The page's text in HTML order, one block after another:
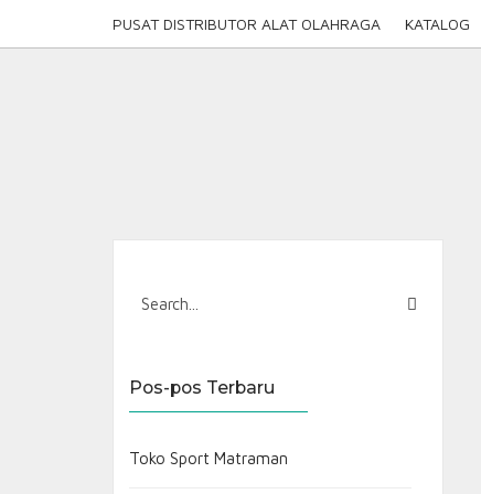
PUSAT DISTRIBUTOR ALAT OLAHRAGA KATALOG
Pos-pos Terbaru
Toko Sport Matraman